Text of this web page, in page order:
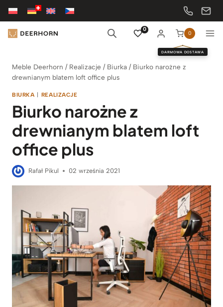
Przejdź
treści
0
0
DARMOWA DOSTAWA
Meble Deerhorn / Realizacje / Biurka / Biurko narożne z
drewnianym blatem loft office plus
BIURKA | REALIZACJE
Biurko narożne z
drewnianym blatem loft
office plus
Rafał Pikul 02 września 2021